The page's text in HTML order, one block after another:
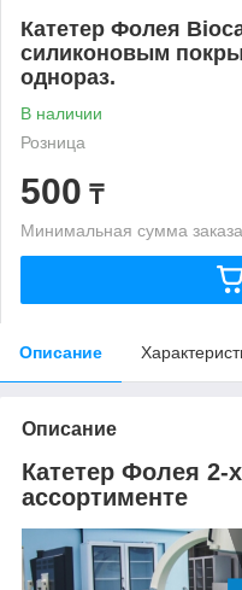
Катетер Фолея
силиконовым
однораз.
В наличии
Розница
500 ₸
Минимальная сумма
Описание
Описание
Катетер Фолея
ассортименте